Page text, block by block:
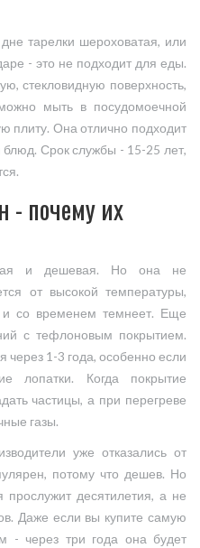
тарелки шероховатая, или
- это не подходит для еды.
стекловидную поверхность,
мыть в посудомоечной
плиту. Она отлично подходит
Срок службы - 15-25 лет,
почему их
и дешевая. Но она не
от высокой температуры,
и со временем темнеет. Еще
с тефлоновым покрытием.
через 1-3 года, особенно если
лопатки. Когда покрытие
частицы, а при перегреве
газы.
уже отказались от
потому что дешев. Но
прослужит десятилетия, а не
Даже если вы купите самую
- через три года она будет